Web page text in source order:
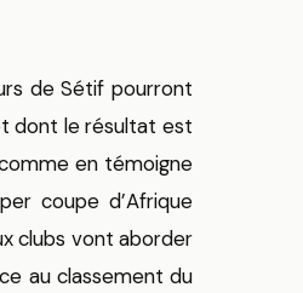
de Sétif pourront
dont le résultat est
en témoigne
coupe d’Afrique
clubs vont aborder
au classement du